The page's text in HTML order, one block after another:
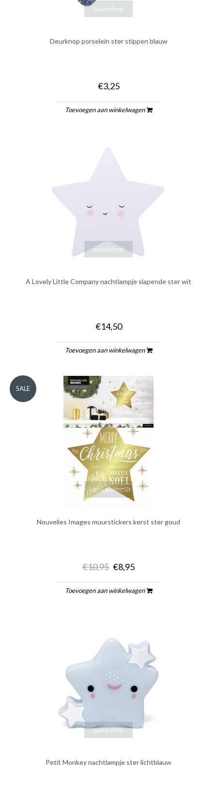
quickshop
Deurknop porselein ster stippen blauw
€3,25
Toevoegen aan winkelwagen
quickshop
A Lovely Little Company nachtlampje slapende ster wit
€14,50
Toevoegen aan winkelwagen
quickshop
SALE
Nouvelles Images muurstickers kerst ster goud
€10,95 €8,95
Toevoegen aan winkelwagen
quickshop
Petit Monkey nachtlampje ster lichtblauw